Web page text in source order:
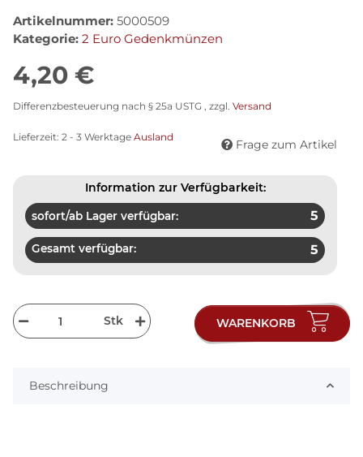
Artikelnummer: 5000509
Kategorie: 2 Euro Gedenkmünzen
4,20 €
Differenzbesteuerung nach § 25a USTG , zzgl. Versand
Lieferzeit: 2 - 3 Werktage Ausland
Frage zum Artikel
Information zur Verfügbarkeit:
sofort/ab Lager verfügbar: 5
Gesamt verfügbar: 5
Stk WARENKORB
Beschreibung